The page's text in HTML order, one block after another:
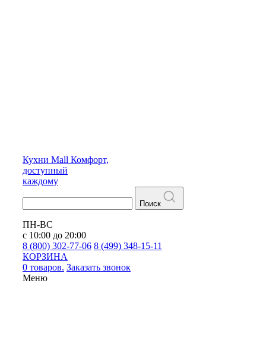
Кухни Mall Комфорт,
доступный
каждому
Поиск
ПН-ВС
с 10:00 до 20:00
8 (800) 302-77-06 8 (499) 348-15-11
КОРЗИНА
0 товаров. Заказать звонок
Меню